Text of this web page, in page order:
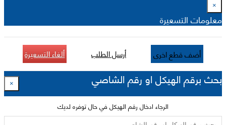
×
معلومات التسعيرة
أضف قطع اخرى أرسل الطلب ألغاء التسعيرة
بحث برقم الهيكل او رقم الشاصي ×
الرجاء ادخال رقم الهيكل في حال توفره لديك